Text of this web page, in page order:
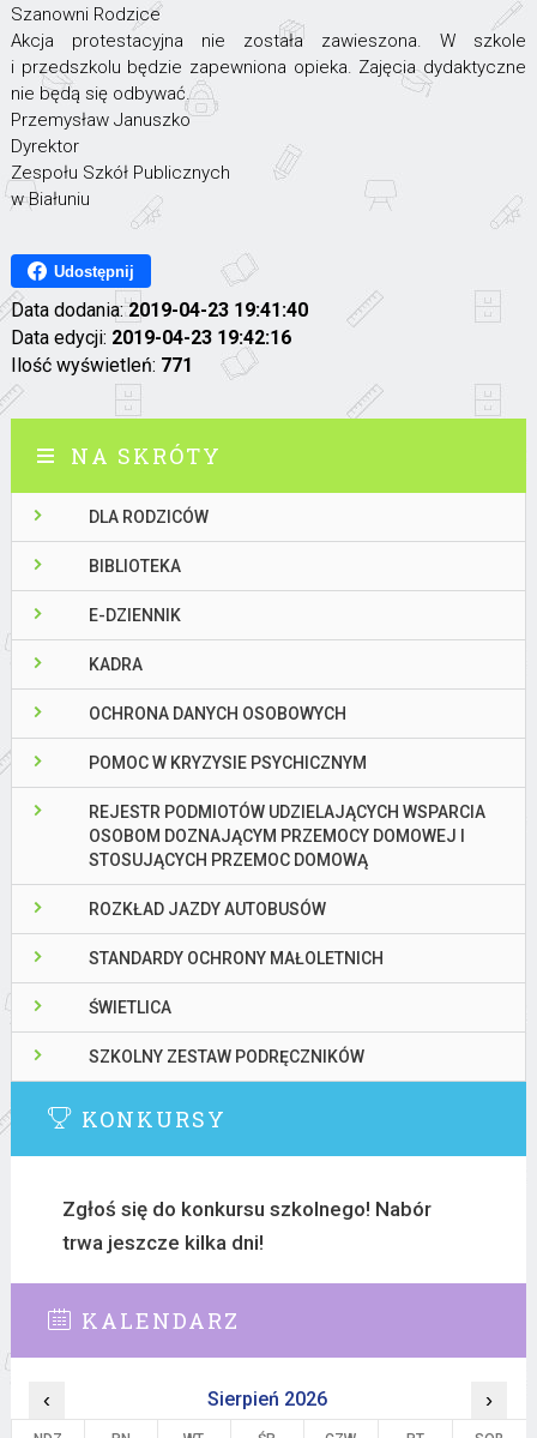
Szanowni Rodzice
Akcja protestacyjna nie została zawieszona. W szkole
i przedszkolu będzie zapewniona opieka. Zajęcia dydaktyczne
nie będą się odbywać.
Przemysław Januszko
Dyrektor
Zespołu Szkół Publicznych
w Białuniu
Udostępnij
Data dodania:2019-04-23 19:41:40
Data edycji: 2019-04-23 19:42:16
Ilość wyświetleń: 771
NA SKRÓTY
DLA RODZICÓW
BIBLIOTEKA
E-DZIENNIK
KADRA
OCHRONA DANYCH OSOBOWYCH
POMOC W KRYZYSIE PSYCHICZNYM
REJESTR PODMIOTÓW UDZIELAJĄCYCH WSPARCIA
OSOBOM DOZNAJĄCYM PRZEMOCY DOMOWEJ I
STOSUJĄCYCH PRZEMOC DOMOWĄ
ROZKŁAD JAZDY AUTOBUSÓW
STANDARDY OCHRONY MAŁOLETNICH
ŚWIETLICA
SZKOLNY ZESTAW PODRĘCZNIKÓW
KONKURSY
Zgłoś się do konkursu szkolnego! Nabór
trwa jeszcze kilka dni!
KALENDARZ
‹ Sierpień 2026 ›